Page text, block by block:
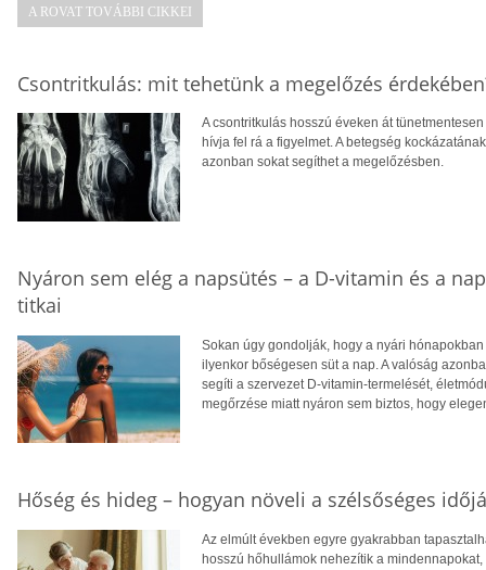
A ROVAT TOVÁBBI CIKKEI
Csontritkulás: mit tehetünk a megelőzés
A csontritkulás hosszú éveken át
hívja fel rá a figyelmet. A betegség
azonban sokat segíthet a megelőzésben.
Nyáron sem elég a napsütés – a D-vitamin és a
titkai
Sokan úgy gondolják, hogy a nyári
ilyenkor bőségesen süt a nap. A valóság
segíti a szervezet D-vitamin-termelését,
megőrzése miatt nyáron sem biztos, hogy
Hőség és hideg – hogyan növeli a szélsőséges
Az elmúlt években egyre gyakrabban
hosszú hőhullámok nehezítik a